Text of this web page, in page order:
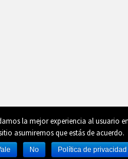
la mejor experiencia al usuario
asumiremos que estás de acuerdo.
No Política de privacidad